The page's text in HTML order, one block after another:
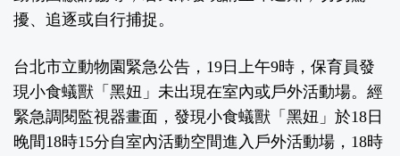
擾、追逐或自行捕捉。
台北市立動物園緊急公告，19日上午9時，保育員發
現小食蟻獸「黑妞」未出現在室內或戶外活動場。經
緊急調閱監視器畫面，發現小食蟻獸「黑妞」於18日
晚間18時15分自室內活動空間進入戶外活動場，18時